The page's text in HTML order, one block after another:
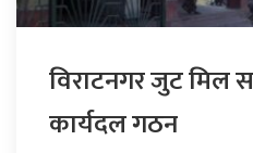
विराटनगर जुट मिल
कार्यदल गठन